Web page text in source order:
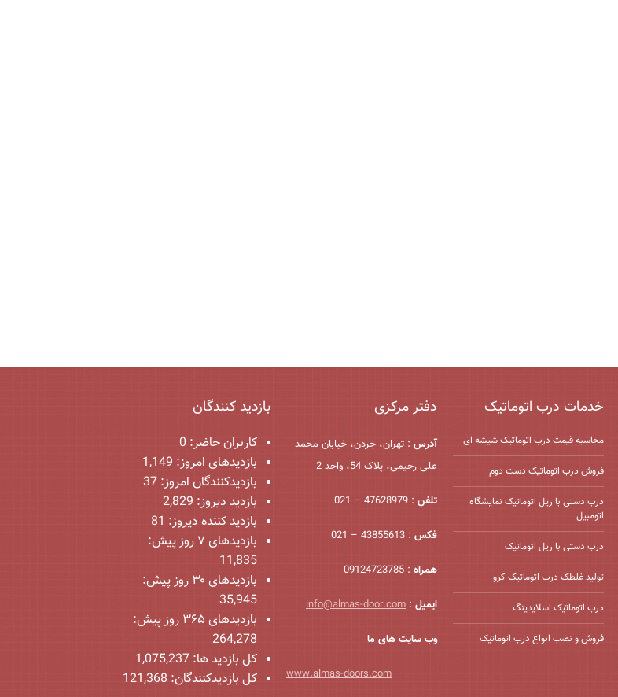
خدمات درب اتوماتیک
محاسبه قیمت درب اتوماتیک شیشه ‌ای
فروش درب اتوماتیک دست دوم
درب دستی با ریل اتوماتیک نمایشگاه
اتومبیل
درب دستی با ریل اتوماتیک
تولید غلطک درب اتوماتیک کرو
درب اتوماتیک اسلایدینگ
فروش و نصب انواع درب اتوماتیک
دفتر مرکزی
آدرس : تهران، جردن، خیابان محمد
علی رحیمی، پلاک 54، واحد 2
تلفن : 47628979 – 021
فکس : 43855613 – 021
همراه : 09124723785
ایمیل :
info@almas-door.com
وب سایت های ما
www.almas-doors.com
بازدید کنندگان
کاربران حاضر: 0
بازدیدهای امروز: 1,149
بازدیدکنندگان امروز: 37
بازدید دیروز: 2,829
بازدید کننده دیروز: 81
بازدیدهای ۷ روز پیش:
11,835
بازدیدهای ۳۰ روز پیش:
35,945
بازدیدهای ۳۶۵ روز پیش:
264,278
کل بازدید ها: 1,075,237
کل بازدیدکنند‌گان: 121,368